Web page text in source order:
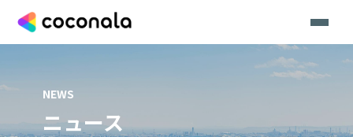
NEWS
ニュース